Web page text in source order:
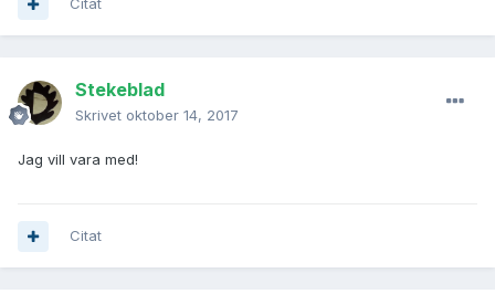
Citat
Stekeblad
Skrivet oktober 14, 2017
Jag vill vara med!
Citat